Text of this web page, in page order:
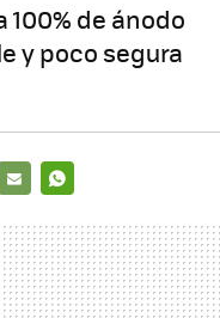
de ánodo
y poco segura